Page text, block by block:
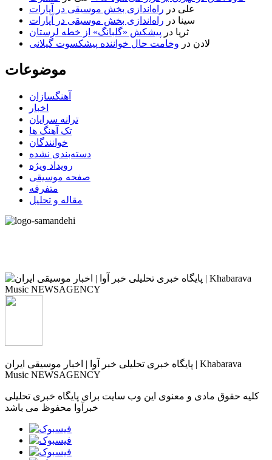
علی در راه‌اندازی بخش موسیقی در آپارات
سینا در راه‌اندازی بخش موسیقی در آپارات
ثریا در پیشکش «گلبانگ» از خطه لرستان
لادن در وخامت حال خواننده پیشکسوت گیلانی
موضوعات
آهنگسازان
اخبار
ترانه سرایان
تک آهنگ ها
خوانندگان
دسته‌بندی نشده
رویداد ویژه
صفحه موسیقی
متفرقه
مقاله و تحلیل
پایگاه خبری تحلیلی خبر آوا | اخبار موسیقی ایران | Khabarava
Music NEWSAGENCY
کلیه حقوق مادی و معنوی این وب سایت برای پایگاه خبری تحلیلی
خبرآوا محفوظ می باشد